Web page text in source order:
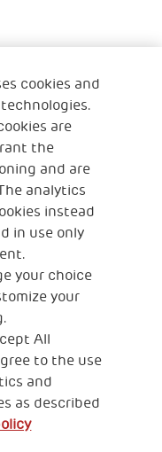
Nous contacter
Réfugiés
FRANCE
PARIS
cookies and
are
the
and are
analytics
instead
in use only
your choice
your
All
to the use
and
as described